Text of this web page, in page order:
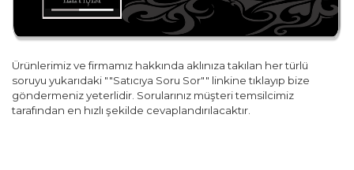
Ürünlerimiz ve firmamız hakkında aklınıza takılan her türlü
soruyu yukarıdaki ""Satıcıya Soru Sor"" linkine tıklayıp bize
göndermeniz yeterlidir. Sorularınız müşteri temsilcimiz
tarafından en hızlı şekilde cevaplandırılacaktır.